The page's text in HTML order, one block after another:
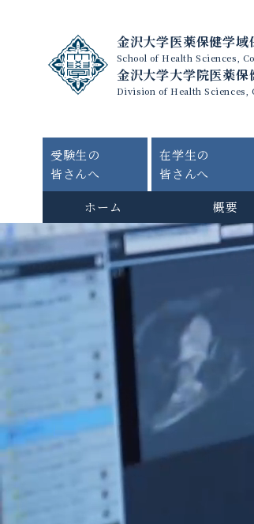
金沢大学医薬保健学域
School of Health Sciences,
金沢大学大学院医薬
Division of Health Sciences,
受験生の
皆さんへ
在学生の
皆さんへ
ホーム
概要